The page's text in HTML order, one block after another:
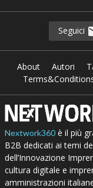
Seguici
About Autori
Nextwork360è il più
B2B dedicati ai temi
dell’Innovazione
cultura digitale e
amministrazioni